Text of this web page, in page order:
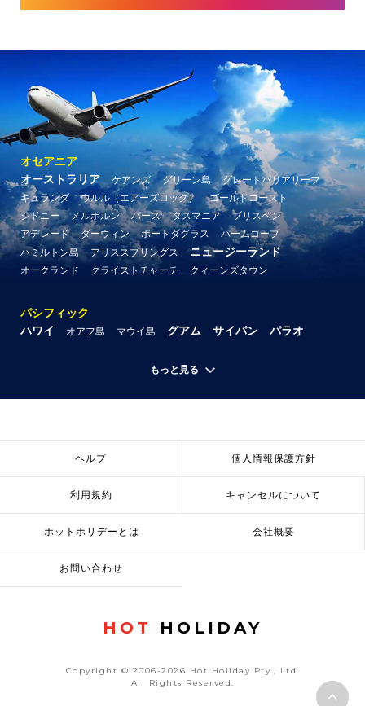
オセアニア
オーストラリア
ケアンズ グリーン島
グレートバリアリーフ
キュランダ
ウルル（エアーズロック）
ゴールドコースト
シドニー
メルボルン パース タスマニア
ブリスベン
アデレード
ダーウィン ポートダグラス
パームコーブ
ハミルトン島
アリススプリングス ニュージーランド
オークランド クライストチャーチ クィーンズタウン
パシフィック
ハワイ
オアフ島 マウイ島 グアム サイパン パラオ
もっと見る
ヘルプ 個人情報保護方針
利用規約 キャンセルについて
ホットホリデーとは 会社概要
お問い合わせ
HOT HOLIDAY
Copyright © 2006-2026 Hot Holiday Pty., Ltd.
All Rights Reserved.